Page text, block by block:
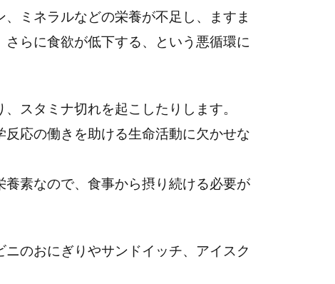
ミネラルなどの栄養が不足し、ますま
らに食欲が低下する、という悪循環に
スタミナ切れを起こしたりします。
応の働きを助ける生命活動に欠かせな
素なので、食事から摂り続ける必要が
のおにぎりやサンドイッチ、アイスク